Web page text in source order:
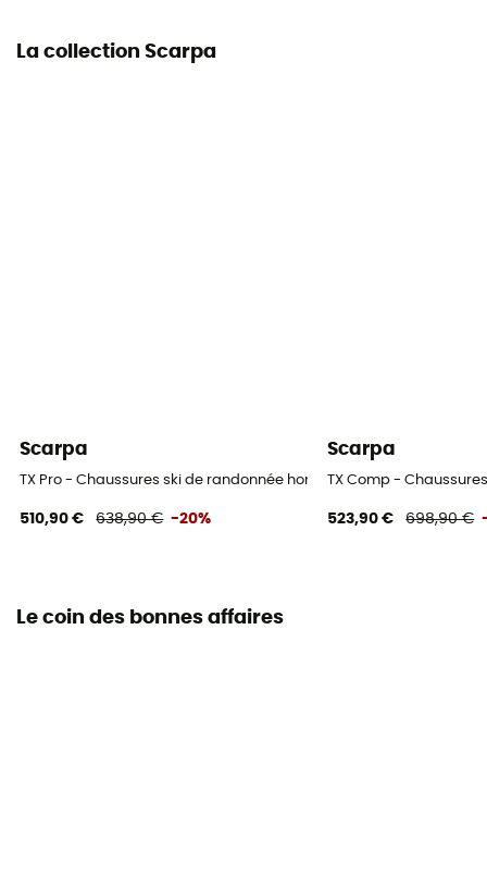
La collection Scarpa
Scarpa
TX Pro - Chaussures ski de randonnée homme
510,90 € 638,90 € -20%
Scarpa
TX Comp -
523,90 € 698,90 €
Le coin des bonnes affaires